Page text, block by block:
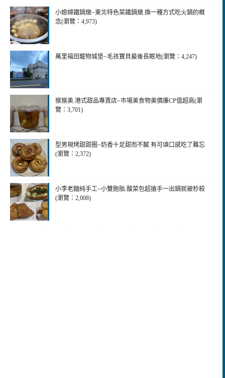
小媳婦鐵鍋燉~東北特色菜鐵鍋燉.換一種方式吃火鍋的概
念(瀏覽：4,973)
萬里福田竉物城堡~毛孩寶貝最後長眠地(瀏覽：4,247)
猴猴美.港式甜品專賣店~市場美食物美價廉CP值超高(瀏
覽：3,701)
型男現烤甜甜圈~奶香十足甜而不膩 有可頌口感吃了難忘
(瀏覽：2,372)
小李老麵純手工~小雙胞胎.酸菜包超搶手一出鍋就被杪殺
(瀏覽：2,008)